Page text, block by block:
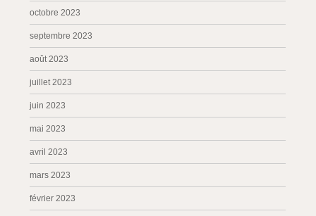
octobre 2023
septembre 2023
août 2023
juillet 2023
juin 2023
mai 2023
avril 2023
mars 2023
février 2023